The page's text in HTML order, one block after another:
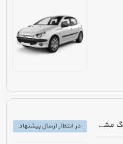
مزایده دولتی خودرو جک S3-AT مدل 1399 رنگ مشکی
در انتظار ارسال پیشنهاد